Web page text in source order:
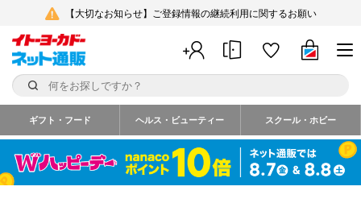
【大切なお知らせ】ご登録情報の継続利用に関するお願い
ギフト・フード ヘルス・ビューティー スクール・ホビー